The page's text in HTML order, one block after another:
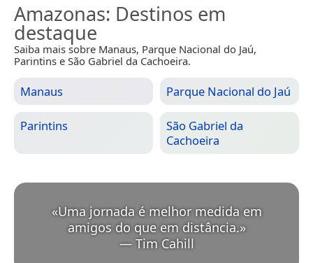
Amazonas: Destinos em
destaque
Saiba mais sobre Manaus, Parque Nacional do Jaú,
Parintins e São Gabriel da Cachoeira.
Manaus Parque Nacional do Jaú
Parintins
São Gabriel da
Cachoeira
«Uma jornada é melhor medida em
amigos do que em distância. »
— Tim Cahill